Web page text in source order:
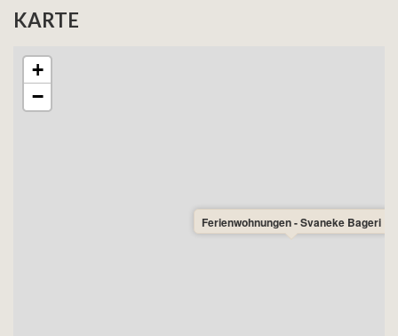
KARTE
Ferienwohnungen - Svaneke Bageri
+
−